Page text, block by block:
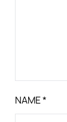
NAME*